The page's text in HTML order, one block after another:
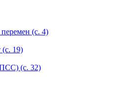
(с. 4)
(с. 19)
(с. 32)